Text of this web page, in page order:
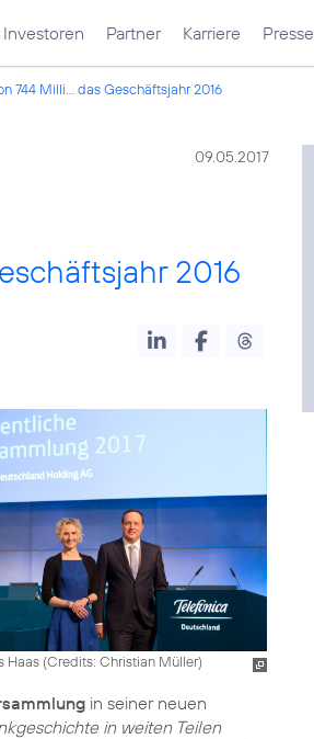
Investoren Partner Karriere Presse
744 Milli... das Geschäftsjahr 2016
09.05.2017
2016
Haas (Credits: Christian Müller)
in seiner neuen
in weiten Teilen